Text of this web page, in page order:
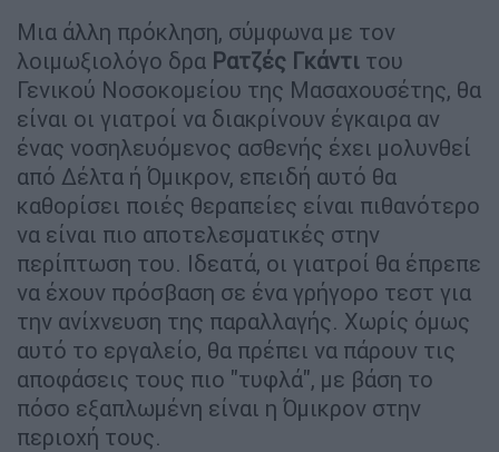
Μια άλλη πρόκληση, σύμφωνα με τον
λοιμωξιολόγο δρα Ρατζές Γκάντι του
Γενικού Νοσοκομείου της Μασαχουσέτης, θα
είναι οι γιατροί να διακρίνουν έγκαιρα αν
ένας νοσηλευόμενος ασθενής έχει μολυνθεί
από Δέλτα ή Όμικρον, επειδή αυτό θα
καθορίσει ποιές θεραπείες είναι πιθανότερο
να είναι πιο αποτελεσματικές στην
περίπτωση του. Ιδεατά, οι γιατροί θα έπρεπε
να έχουν πρόσβαση σε ένα γρήγορο τεστ για
την ανίχνευση της παραλλαγής. Χωρίς όμως
αυτό το εργαλείο, θα πρέπει να πάρουν τις
αποφάσεις τους πιο "τυφλά", με βάση το
πόσο εξαπλωμένη είναι η Όμικρον στην
περιοχή τους.